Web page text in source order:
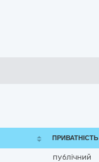
ПРИВАТНІСТЬ
публічний